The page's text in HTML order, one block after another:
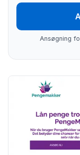
Ansøgning